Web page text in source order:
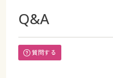
Q&A
質問する